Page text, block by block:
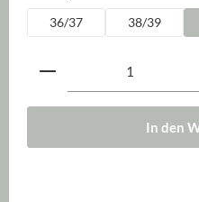
36/37 38/39
Produkt Anzahl: Gib
In den